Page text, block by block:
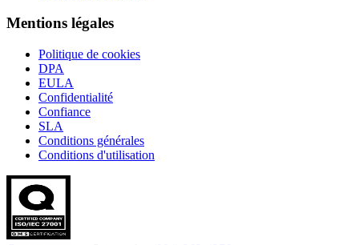
Mentions légales
Politique de cookies
DPA
EULA
Confidentialité
Confiance
SLA
Conditions générales
Conditions d'utilisation